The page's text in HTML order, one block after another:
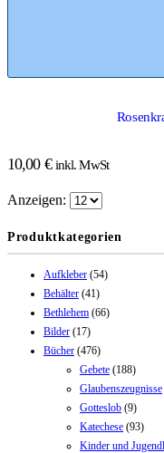
10,00 € inkl. MwSt
Anzeigen:
Produktkategorien
Aufkleber (54)
Behälter (41)
Bethlehem (66)
Bilder (17)
Bücher (476)
Gebete (188)
Glaubenszeugnisse
Gotteslob (9)
Katechese (93)
Kinder und